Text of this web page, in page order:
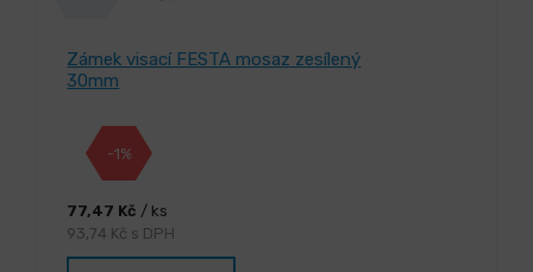
Zámek visací FESTA mosaz zesílený
30mm
-1%
77,47 Kč / ks
93,74 Kč s DPH